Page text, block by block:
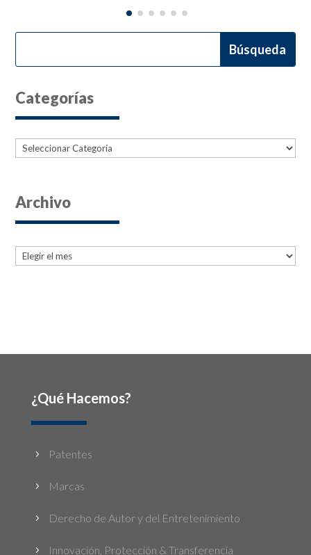
Categorías
Categorías
Archivo
Archives
¿Qué Hacemos?
5 Patentes
5 Marcas
5 Derecho de Autor y del Entretenimiento
5 Innovación, Protección & Transferencia